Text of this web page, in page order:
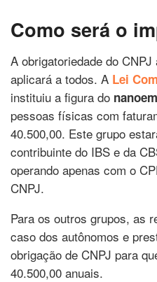
Como será o
A obrigatoriedade do
aplicará a todos. A Lei
instituiu a figura do
pessoas físicas com
40.500,00. Este grupo
contribuinte do IBS e da
operando apenas com o
CNPJ.
Para os outros grupos, as
caso dos autônomos e
obrigação de CNPJ para
40.500,00 anuais.